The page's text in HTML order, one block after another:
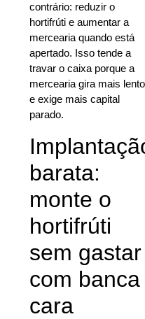
contrário: reduzir o
hortifrúti e aumentar a
mercearia quando está
apertado. Isso tende a
travar o caixa porque a
mercearia gira mais lento
e exige mais capital
parado.
barata:
monte o
hortifrúti
sem gastar
com banca
cara